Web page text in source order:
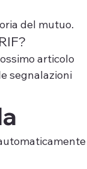
del mutuo.
articolo
segnalazioni